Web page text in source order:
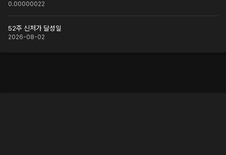
0.00000022
52주 신저가 달성일
2026-08-02